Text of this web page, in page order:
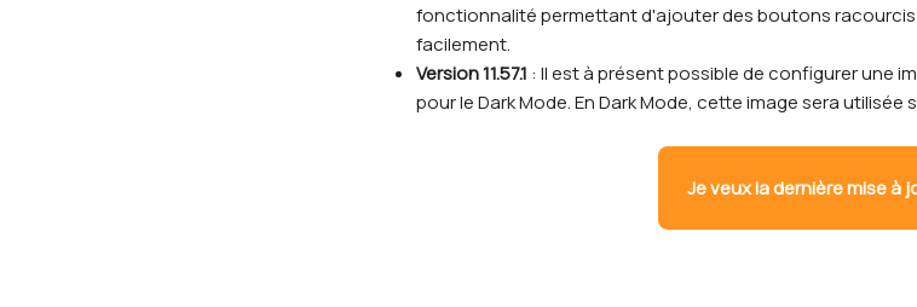
fonctionnalité permettant d'ajouter des boutons
facilement.
Version 11.57.1 : Il est à présent possible de configurer une
pour le Dark Mode. En Dark Mode, cette image sera
Je veux la dernière mise à